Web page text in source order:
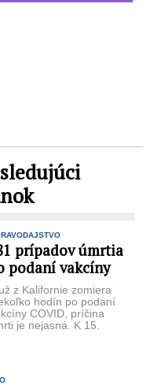
prípadov úmrtia
podaní vakcíny
z Kalifornie zomiera
hodín po podaní
COVID, príčina
je nejasná. K 15.